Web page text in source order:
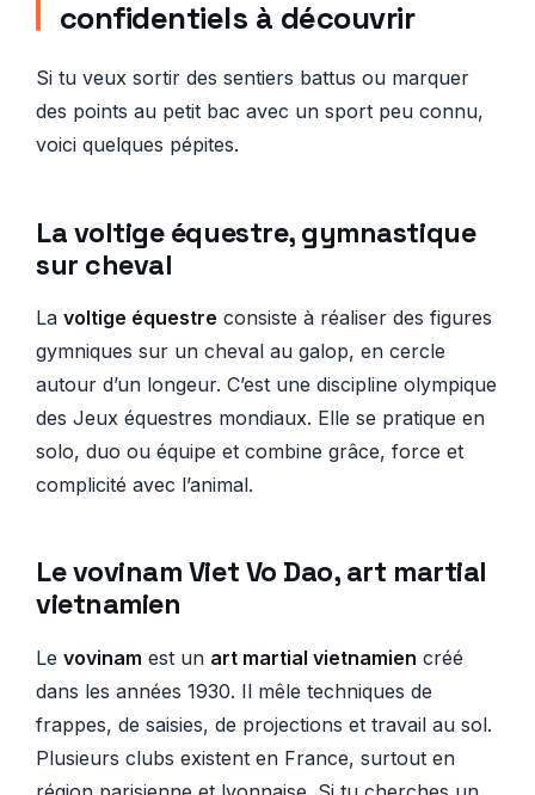
confidentiels à découvrir
Si tu veux sortir des sentiers battus ou marquer
des points au petit bac avec un sport peu connu,
voici quelques pépites.
La voltige équestre, gymnastique
sur cheval
La voltige équestre consiste à réaliser des figures
gymniques sur un cheval au galop, en cercle
autour d’un longeur. C’est une discipline olympique
des Jeux équestres mondiaux. Elle se pratique en
solo, duo ou équipe et combine grâce, force et
complicité avec l’animal.
Le vovinam Viet Vo Dao, art martial
vietnamien
Le vovinam est un art martial vietnamien créé
dans les années 1930. Il mêle techniques de
frappes, de saisies, de projections et travail au sol.
Plusieurs clubs existent en France, surtout en